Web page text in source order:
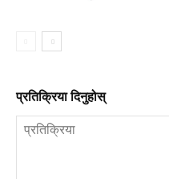
प्रतिक्रिया दिनुहोस्